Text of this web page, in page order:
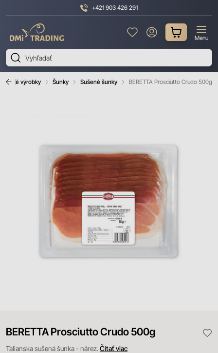
+421 903 426 291
Trading
Menu
výrobky Šunky Sušené šunky BERETTA Prosciutto Crudo 500g
BERETTA Prosciutto Crudo 500g
Talianska sušená šunka - nárez.Čítať viac